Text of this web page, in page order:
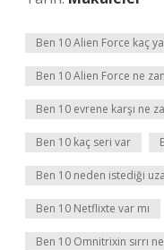
Ben 10 Alien Force kaç
Ben 10 Alien Force ne
Ben 10 evrene karşı ne
Ben 10 kaç seri var
Ben 10 neden istediği
Ben 10 Netflixte var mı
Ben 10 Omnitrixin sırrı